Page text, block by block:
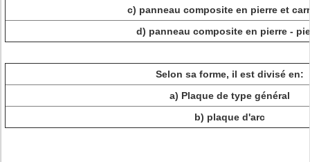
c) panneau composite en pierre et
d) panneau composite en pierre -
Selon sa forme, il est divisé en:
a) Plaque de type général
b) plaque d'arc